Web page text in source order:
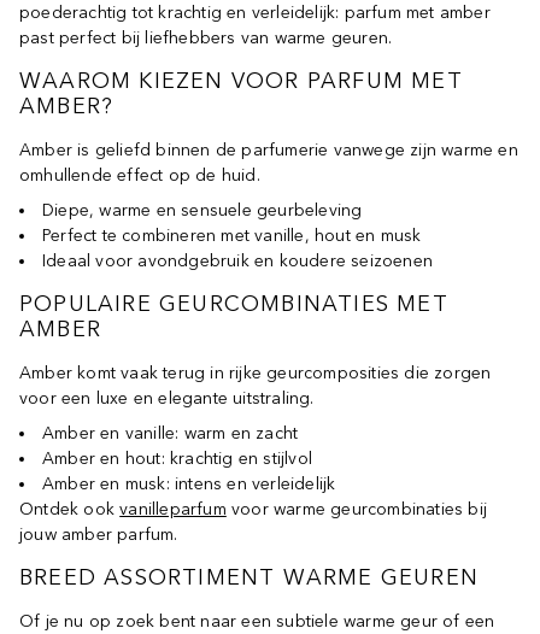
poederachtig tot krachtig en verleidelijk: parfum met amber
past perfect bij liefhebbers van warme geuren.
WAAROM KIEZEN VOOR PARFUM MET
AMBER?
Amber is geliefd binnen de parfumerie vanwege zijn warme en
omhullende effect op de huid.
Diepe, warme en sensuele geurbeleving
Perfect te combineren met vanille, hout en musk
Ideaal voor avondgebruik en koudere seizoenen
POPULAIRE GEURCOMBINATIES MET
AMBER
Amber komt vaak terug in rijke geurcomposities die zorgen
voor een luxe en elegante uitstraling.
Amber en vanille: warm en zacht
Amber en hout: krachtig en stijlvol
Amber en musk: intens en verleidelijk
Ontdek ookvanilleparfum voor warme geurcombinaties bij
jouw amber parfum.
BREED ASSORTIMENT WARME GEUREN
Of je nu op zoek bent naar een subtiele warme geur of een